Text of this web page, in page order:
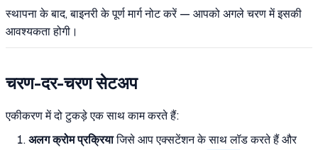
स्थापना के बाद, बाइनरी के पूर्ण मार्ग नोट करें — आपको अगले चरण में इसकी
आवश्यकता होगी।
चरण-दर-चरण सेटअप
एकीकरण में दो टुकड़े एक साथ काम करते हैं:
अलग क्रोम प्रक्रियाजिसे आप एक्सटेंशन के साथ लॉड करते हैं और